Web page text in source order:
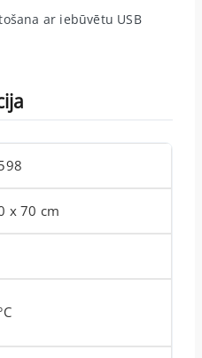
ar iebūvētu USB
x 70 cm